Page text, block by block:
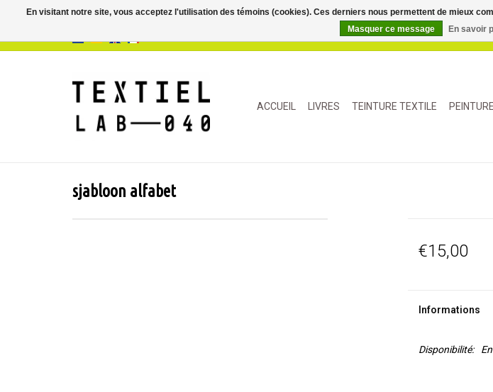
ACCUEIL LIVRES TEINTURE TEXTILE PEINTURE
sjabloon alfabet
€15,00
Informations
Disponibilité:
En visitant notre site, vous acceptez l'utilisation des témoins (cookies). Ces derniers nous permettent de mieux
Masquer ce message
En savoir